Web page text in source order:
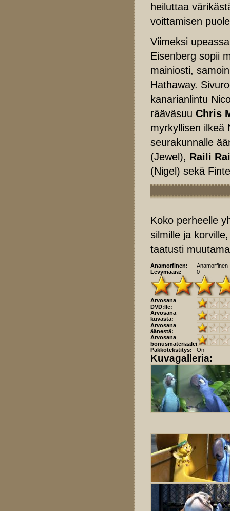
heiluttaa
voittamisen
Viimeksi
Eisenberg sopii
mainiosti,
Hathaway.
kanarianlintu
rääväsuu Chris
myrkyllisen ilkeä
seurakunnalle
(Jewel), Raili
(Nigel) sekä
Koko perheelle
silmille ja
taatusti
Anamorfinen:
Anamorfinen
Levymäärä:
0
Arvosana
DVD:lle:
Arvosana
kuvasta:
Arvosana
äänestä:
Arvosana
bonusmateriaaleista:
Pakkotekstitys:
On
Kuvagalleria: